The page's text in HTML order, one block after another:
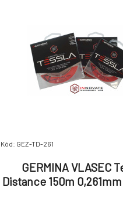
Kód: GEZ-TD-261
GERMINA VLASEC
Distance 150m